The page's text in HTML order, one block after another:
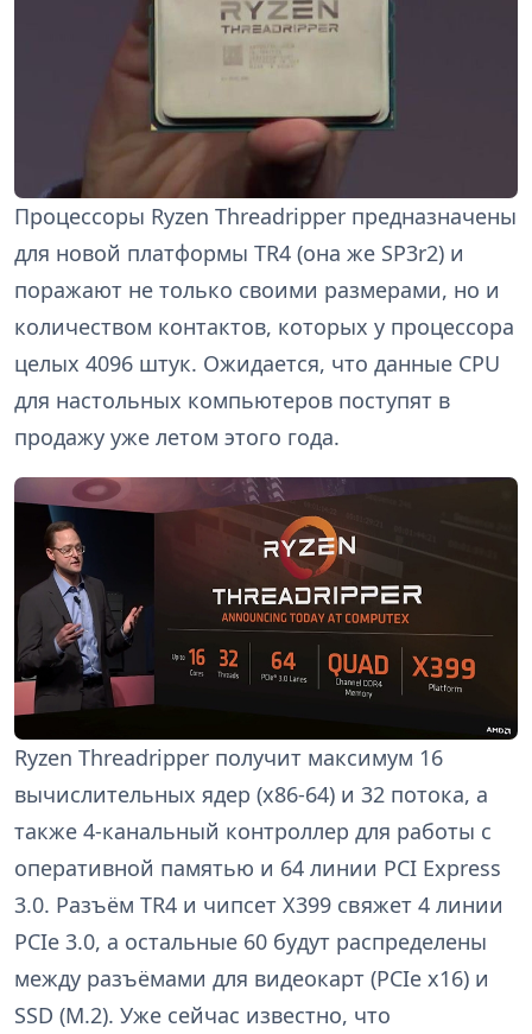
Процессоры Ryzen Threadripper предназначены
для новой платформы TR4 (она же SP3r2) и
поражают не только своими размерами, но и
количеством контактов, которых у процессора
целых 4096 штук. Ожидается, что данные CPU
для настольных компьютеров поступят в
продажу уже летом этого года.
Ryzen Threadripper получит максимум 16
вычислительных ядер (x86-64) и 32 потока, а
также 4-канальный контроллер для работы с
оперативной памятью и 64 линии PCI Express
3.0. Разъём TR4 и чипсет X399 свяжет 4 линии
PCIe 3.0, а остальные 60 будут распределены
между разъёмами для видеокарт (PCIe x16) и
SSD (M.2). Уже сейчас известно, что